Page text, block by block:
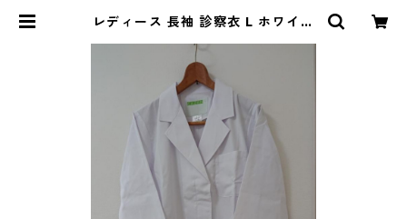
レディース 長袖 診察衣 L ホワイト
UCE